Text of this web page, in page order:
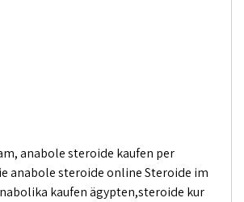
anabole steroide kaufen per
anabole steroide online Steroide im
kaufen ägypten,steroide kur